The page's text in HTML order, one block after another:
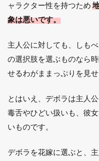
ャラクター性を持つため
象は悪いです。
主人公に対しても、しも
の選択肢を選ぶものなら
せるわがままっぷりを見せ
とはいえ、デボラは主人
毒舌やひどい扱いも、彼
いものです。
デボラを花嫁に選ぶと、